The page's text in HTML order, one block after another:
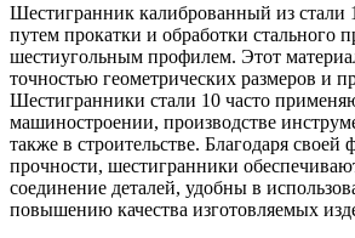
Шестигранник калиброванный из стали
путем прокатки и обработки стального
шестиугольным профилем. Этот
точностью геометрических размеров и
Шестигранники стали 10 часто
машиностроении, производстве
также в строительстве. Благодаря своей
прочности, шестигранники
соединение деталей, удобны в
повышению качества изготовляемых